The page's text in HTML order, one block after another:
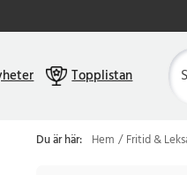
Topplistan
Du är här: Hem Fritid &